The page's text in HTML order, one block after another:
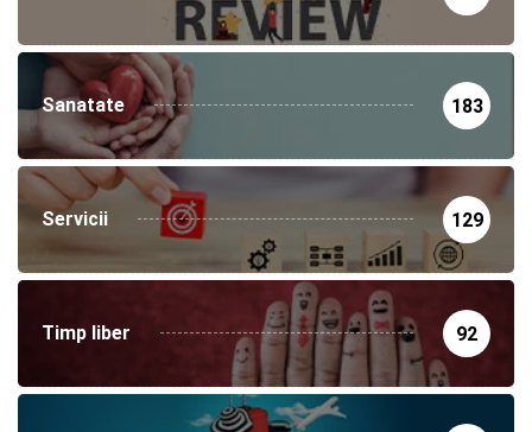
Sanatate 183
Servicii 129
Timp liber 92